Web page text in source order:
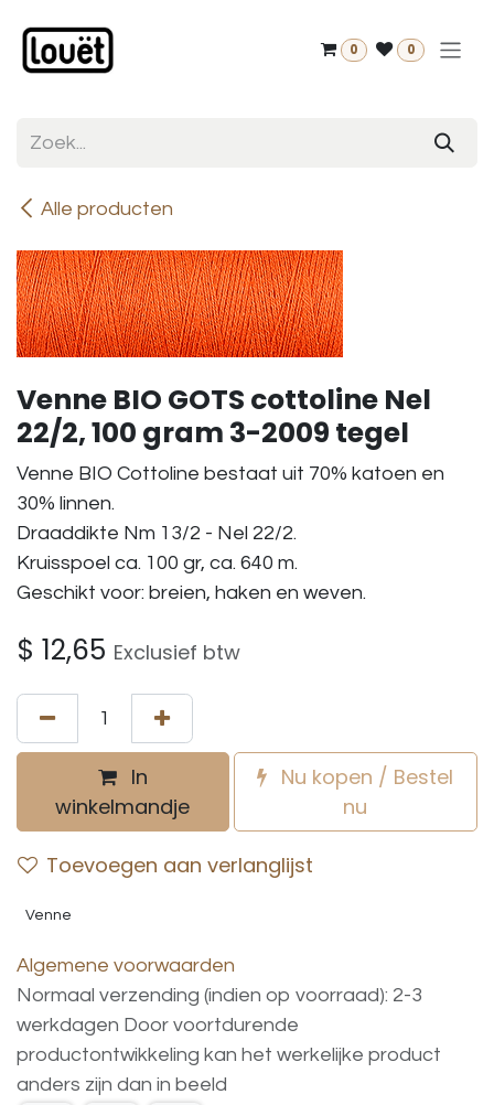
0 0
Alle producten
Venne BIO GOTS cottoline Nel
22/2, 100 gram 3-2009 tegel
Venne BIO Cottoline bestaat uit 70% katoen en
30% linnen.
Draaddikte Nm 13/2 - Nel 22/2.
Kruisspoel ca. 100 gr, ca. 640 m.
Geschikt voor: breien, haken en weven.
$ 12,65 Exclusief btw
In
winkelmandje
Nu kopen / Bestel
nu
Toevoegen aan verlanglijst
Venne
Algemene voorwaarden
Normaal verzending (indien op voorraad): 2-3
werkdagen Door voortdurende
productontwikkeling kan het werkelijke product
anders zijn dan in beeld